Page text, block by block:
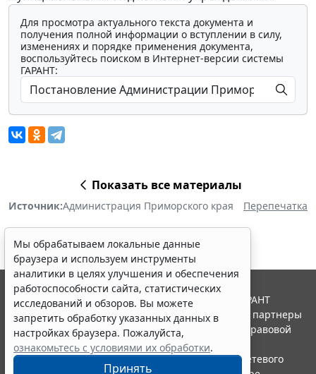
Для просмотра актуального текста документа и
получения полной информации о вступлении в силу,
изменениях и порядке применения документа,
воспользуйтесь поиском в Интернет-версии системы
ГАРАНТ:
Показать все материалы
Источник:Администрация Приморского края Перепечатка
Мы обрабатываем локальные данные
браузера и используем инструменты
аналитики в целях улучшения и обеспечения
работоспособности сайта, статистических
исследований и обзоров. Вы можете
запретить обработку указанных данных в
настройках браузера. Пожалуйста,
ознакомьтесь с условиями их обработки.
Принять
© ООО "НПП "ГАРАНТ-СЕРВИС", 2026. Система ГАРАНТ
выпускается с 1990 года. Компания "Гарант" и ее партнеры
являются участниками Российской ассоциации правовой
информации ГАРАНТ.
Портал ГАРАНТ.РУ зарегистрирован в качестве сетевого